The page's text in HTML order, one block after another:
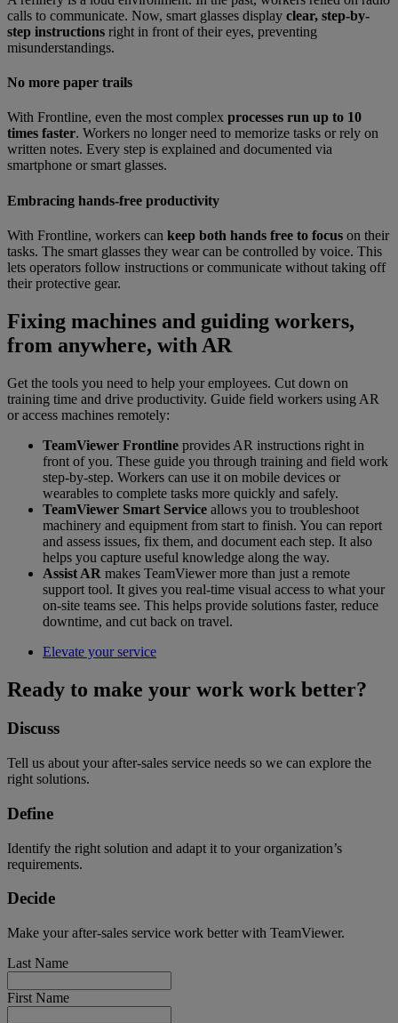
calls to communicate. Now, smart glasses display clear, step-by-
step instructions right in front of their eyes, preventing
misunderstandings.
No more paper trails
With Frontline, even the most complex processes run up to 10
times faster. Workers no longer need to memorize tasks or rely on
written notes. Every step is explained and documented via
smartphone or smart glasses.
Embracing hands-free productivity
With Frontline, workers can keep both hands free to focus on their
tasks. The smart glasses they wear can be controlled by voice. This
lets operators follow instructions or communicate without taking off
their protective gear.
Fixing machines and guiding workers,
from anywhere, with AR
Get the tools you need to help your employees. Cut down on
training time and drive productivity. Guide field workers using AR
or access machines remotely:
TeamViewer Frontline provides AR instructions right in
front of you. These guide you through training and field work
step-by-step. Workers can use it on mobile devices or
wearables to complete tasks more quickly and safely.
TeamViewer Smart Service allows you to troubleshoot
machinery and equipment from start to finish. You can report
and assess issues, fix them, and document each step. It also
helps you capture useful knowledge along the way.
Assist AR makes TeamViewer more than just a remote
support tool. It gives you real-time visual access to what your
on-site teams see. This helps provide solutions faster, reduce
downtime, and cut back on travel.
Elevate your service
Ready to make your work work better?
Discuss
Tell us about your after-sales service needs so we can explore the
right solutions.
Define
Identify the right solution and adapt it to your organization’s
requirements.
Decide
Make your after-sales service work better with TeamViewer.
Last Name
First Name